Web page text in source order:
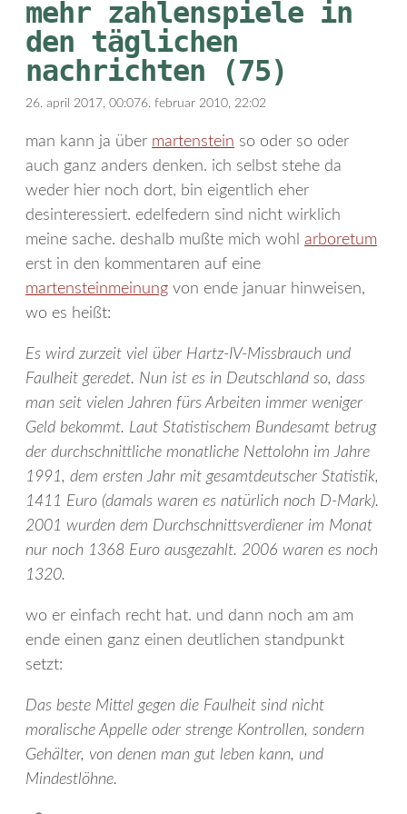
mehr zahlenspiele in
den täglichen
nachrichten (75)
26. april 2017, 00:076. februar 2010, 22:02
man kann ja über martenstein so oder so oder
auch ganz anders denken. ich selbst stehe da
weder hier noch dort, bin eigentlich eher
desinteressiert. edelfedern sind nicht wirklich
meine sache. deshalb mußte mich wohl arboretum
erst in den kommentaren auf eine
martensteinmeinung von ende januar hinweisen,
wo es heißt:
Es wird zurzeit viel über Hartz-IV-Missbrauch und
Faulheit geredet. Nun ist es in Deutschland so, dass
man seit vielen Jahren fürs Arbeiten immer weniger
Geld bekommt. Laut Statistischem Bundesamt betrug
der durchschnittliche monatliche Nettolohn im Jahre
1991, dem ersten Jahr mit gesamtdeutscher Statistik,
1411 Euro (damals waren es natürlich noch D-Mark).
2001 wurden dem Durchschnittsverdiener im Monat
nur noch 1368 Euro ausgezahlt. 2006 waren es noch
1320.
wo er einfach recht hat. und dann noch am am
ende einen ganz einen deutlichen standpunkt
setzt:
Das beste Mittel gegen die Faulheit sind nicht
moralische Appelle oder strenge Kontrollen, sondern
Gehälter, von denen man gut leben kann, und
Mindestlöhne.